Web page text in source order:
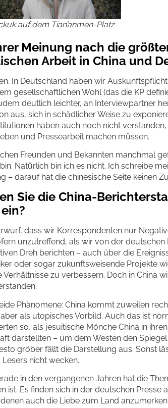
auf dem Tian’anmen-Platz
Meinung nach die
Arbeit in China und
In Deutschland haben wir
gesellschaftlichen Wohl (das die KP
deutlich leichter, an Interviewpartner
aus, sich in schädlicher Weise zu
haben auch noch nicht verstanden,
und Pressearbeit machen müssen.
Freunden und Bekannten manchmal
Natürlich bin ich es nicht. Ich schreibe
– darauf hat die chinesische Seite keinen
Sie die China-
dass wir Korrespondenten nur
unzutreffend, als wir von der
Dreh berichten – auch über die
oder sogar zukunftsweisende Projekte
Verhältnisse zu verbessern. Doch in China
Phänomene: China kommt zuweilen
als utopisches Vorbild. Auch das ist
so, als jesuitische Mönche China in
darstellten – um dem Westen den
gröber fällt die Darstellung aus. Sonst
nicht wecken.
in den vergangenen Jahren hat die
ist. Es finden sich in der deutschen Presse
auch die Liebe zum Land anzumerken